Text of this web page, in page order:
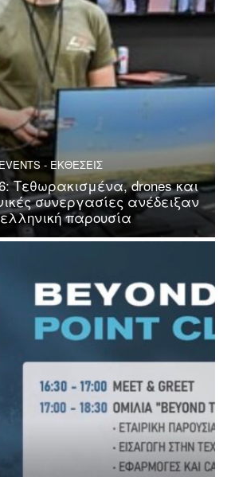
EVENTS - ΕΚΘΕΣΕΙΣ
Τεθωρακισμένα, drones και
συνεργασίες ανέδειξαν
παρουσία